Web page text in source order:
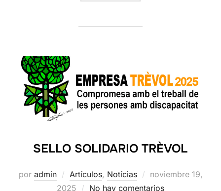
SELLO SOLIDARIO TRÈVOL
por admin Artículos, Notícias
Publicado
el
noviembre 19,
2025
No hay comentarios